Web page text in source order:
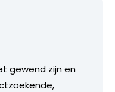
gewend zijn en